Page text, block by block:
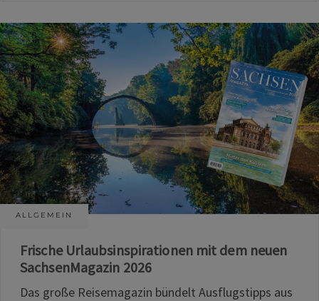
ALLGEMEIN
Frische Urlaubsinspirationen mit dem neuen
SachsenMagazin 2026
Das große Reisemagazin bündelt Ausflugstipps aus